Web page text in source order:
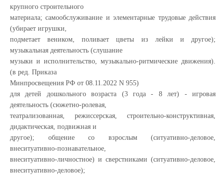
крупного строительного
материала; самообслуживание и элементарные трудовые действия
(убирает игрушки,
подметает веником, поливает цветы из лейки и другое);
музыкальная деятельность (слушание
музыки и исполнительство, музыкально-ритмические движения).
(в ред. Приказа
Минпросвещения РФ от 08.11.2022 N 955)
для детей дошкольного возраста (3 года - 8 лет) - игровая
деятельность (сюжетно-ролевая,
театрализованная, режиссерская, строительно-конструктивная,
дидактическая, подвижная и
другое); общение со взрослым (ситуативно-деловое,
внеситуативно-познавательное,
внеситуативно-личностное) и сверстниками (ситуативно-деловое,
внеситуативно-деловое);